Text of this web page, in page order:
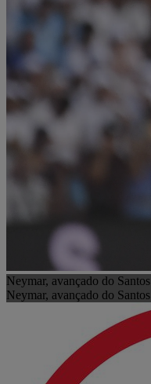
Neymar, avançado do Santos
Neymar, avançado do Santos